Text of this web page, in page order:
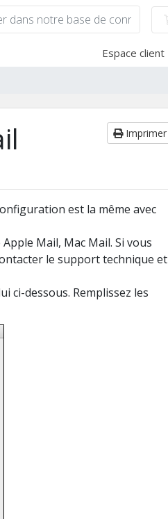
Espace client
Imprimer
est la même avec
Apple Mail, Mac Mail. Si vous
le support technique et
ci-dessous. Remplissez les